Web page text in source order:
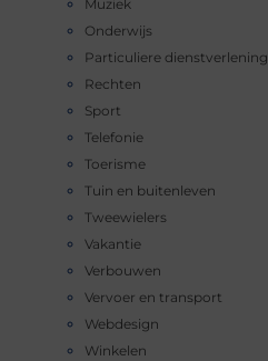
Muziek
Onderwijs
Particuliere dienstverlening
Rechten
Sport
Telefonie
Toerisme
Tuin en buitenleven
Tweewielers
Vakantie
Verbouwen
Vervoer en transport
Webdesign
Winkelen